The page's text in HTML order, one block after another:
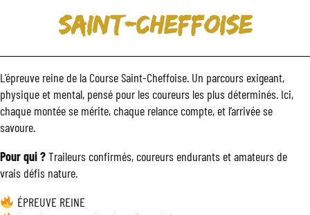
Saint-Cheffoise
L’épreuve reine de la Course Saint-Cheffoise. Un parcours exigeant,
physique et mental, pensé pour les coureurs les plus déterminés. Ici,
chaque montée se mérite, chaque relance compte, et l’arrivée se
savoure.
Pour qui ?Traileurs confirmés, coureurs endurants et amateurs de
vrais défis nature.
ÉPREUVE REINE